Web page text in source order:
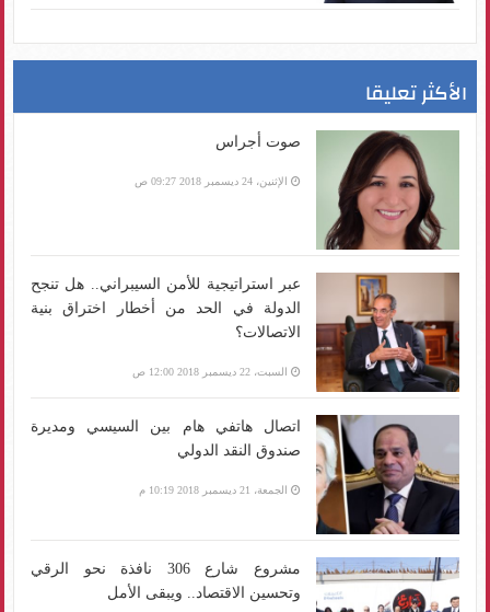
الأكثر تعليقا
صوت أجراس
الإثنين، 24 ديسمبر 2018 09:27 ص
عبر استراتيجية للأمن السيبراني.. هل تنجح
الدولة في الحد من أخطار اختراق بنية
الاتصالات؟
السبت، 22 ديسمبر 2018 12:00 ص
اتصال هاتفي هام بين السيسي ومديرة
صندوق النقد الدولي
الجمعة، 21 ديسمبر 2018 10:19 م
مشروع شارع 306 نافذة نحو الرقي
وتحسين الاقتصاد.. ويبقى الأمل